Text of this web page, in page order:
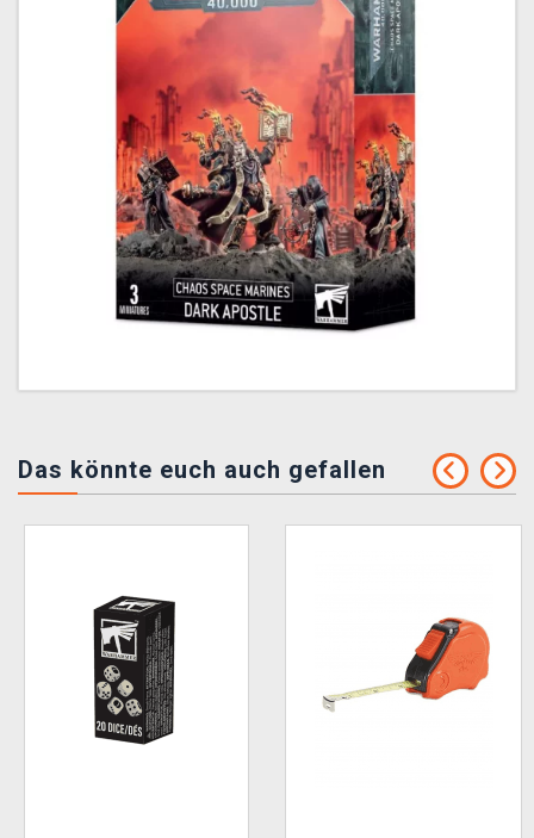
Das könnte euch auch gefallen